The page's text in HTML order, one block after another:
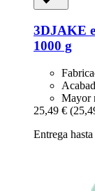
3DJAKE
1000 g
Mayor
25,49 €
Entrega